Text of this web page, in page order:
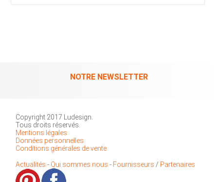
NOTRE NEWSLETTER
Copyright 2017 Ludesign.
Tous droits réservés.
Mentions légales
Données personnelles
Conditions générales de vente
Actualités- Qui sommes nous - Fournisseurs / Partenaires